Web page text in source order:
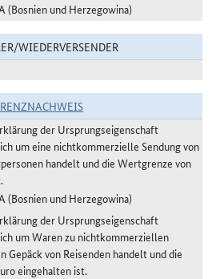
(Bosnien und Herzegowina)
WIEDERVERSENDER
der Ursprungseigenschaft
um eine nichtkommerzielle Sendung von
handelt und die Wertgrenze von
(Bosnien und Herzegowina)
der Ursprungseigenschaft
um Waren zu nichtkommerziellen
Gepäck von Reisenden handelt und die
eingehalten ist.